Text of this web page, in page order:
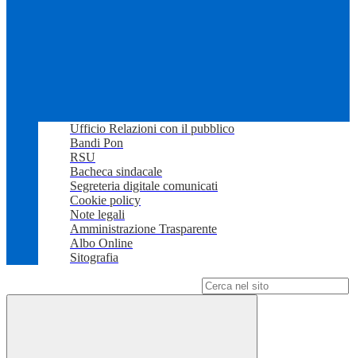
Ufficio Relazioni con il pubblico
Bandi Pon
RSU
Bacheca sindacale
Segreteria digitale comunicati
Cookie policy
Note legali
Amministrazione Trasparente
Albo Online
Sitografia